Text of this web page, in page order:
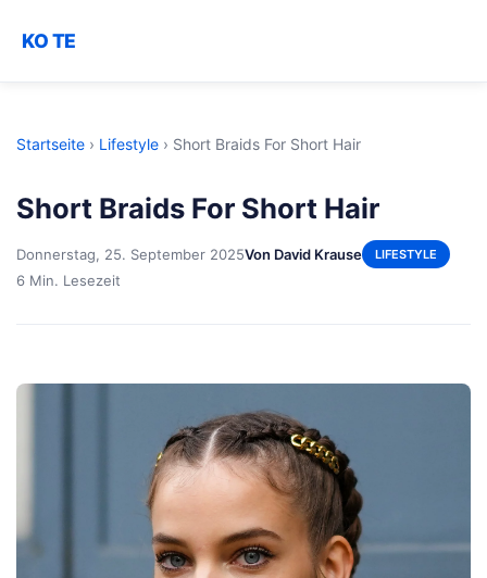
KO TE
Startseite › Lifestyle › Short Braids For Short Hair
Short Braids For Short Hair
Donnerstag, 25. September 2025Von David Krause LIFESTYLE
6 Min. Lesezeit